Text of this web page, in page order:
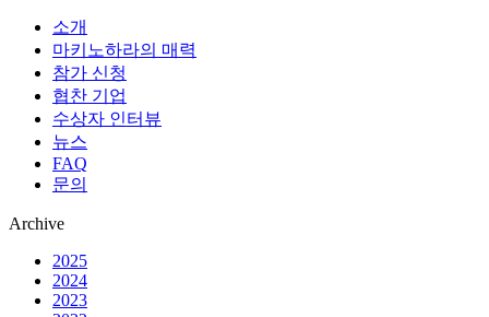
소개
마키노하라의 매력
참가 신청
협찬 기업
수상자 인터뷰
뉴스
FAQ
문의
Archive
2025
2024
2023